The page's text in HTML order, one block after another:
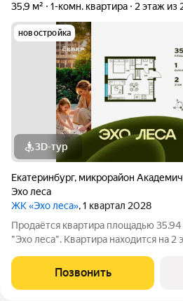
35,9 м²
1-комн. квартира 2 этаж из
новостройка
3D-тур
Екатеринбург, микрорайон
Эхо леса
ЖК «Эхо леса», 1 квартал 2028
Продаётся квартира площадью
"Эхо леса". Квартира находится на
особенностей планировки изолированные комнаты с окнами
на одну сторону, 1
Позвонить